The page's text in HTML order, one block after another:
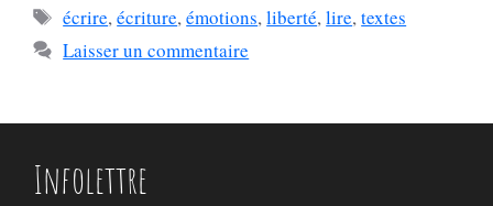
Étiquettes
écrire,écriture,émotions,liberté,lire,textes
Laisser un commentaire
Infolettre